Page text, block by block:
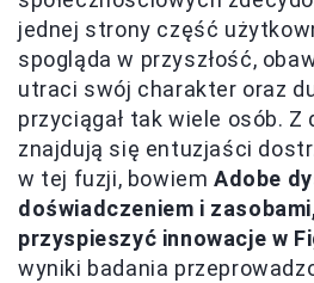
jednej strony część
spogląda w przyszłość,
utraci swój charakter oraz
przyciągał tak wiele osób. Z
znajdują się entuzjaści
w tej fuzji, bowiem Adobe
doświadczeniem i
przyspieszyć innowacje w
wyniki badania